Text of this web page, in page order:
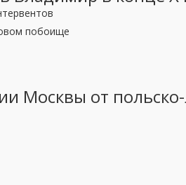
побоище
Москвы от